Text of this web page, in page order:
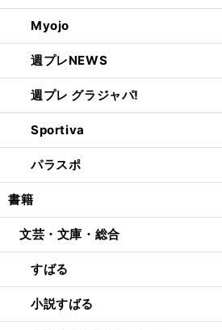
Myojo
週プレNEWS
週プレ グラジャパ!
Sportiva
パラスポ
書籍
文芸・文庫・総合
すばる
小説すばる